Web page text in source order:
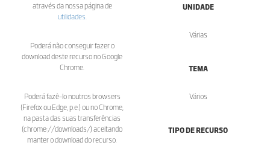
através da nossa página de
utilidades
Poderá não conseguir fazer o
download deste recurso no Google
Chrome.
Poderá fazê-lo noutros browsers
(Firefox ou Edge, p.e.) ou no Chrome,
na pasta das suas transferências
(chrome://downloads/) aceitando
manter o download do recurso.
UNIDADE
Várias
TEMA
Vários
TIPO DE RECURSO